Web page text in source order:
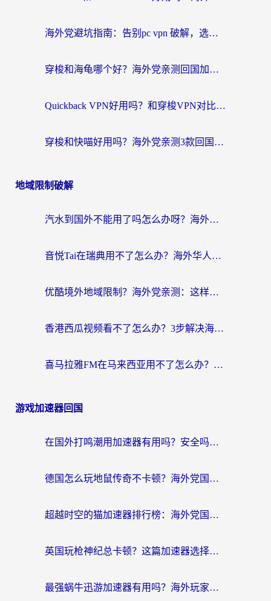
海外党避坑指南：告别pc vpn 破解，选对回国加速器轻松访问国内资源
穿梭和海龟哪个好？海外党亲测回国加速器，附电脑免费VPN推荐
Quickback VPN好用吗？和穿梭VPN对比哪个回国效果更好？海外党必看的真实测评与选择指南
穿梭和快喵好用吗？海外党亲测3款回国加速器，附日本回国VPN避坑指南
地域限制破解
汽水到国外不能用了吗怎么办呀？海外党追剧看片的救星在这里！
音悦Tai在瑞典用不了怎么办？海外华人追剧听歌的实用指南
优酷境外地域限制？海外党亲测：这样看国内剧再也不卡（附3个实用场景解决）
香港西瓜视频看不了怎么办？3步解决海外追剧难题，附靠谱加速器推荐
喜马拉雅FM在马来西亚用不了怎么办？海外华人亲测有效的回国加速指南
游戏加速器回国
在国外打鸣潮用加速器有用吗？安全吗？海外玩家国服游戏加速全指南
德国怎么玩地鼠传奇不卡顿？海外党国服游戏加速全攻略（含战双EVE实用指南）
超越时空的猫加速器排行榜：海外党国服游戏不卡顿的终极选择指南
英国玩枪神纪总卡顿？这篇加速器选择指南帮你告别延迟（附实测推荐）
最强蜗牛迅游加速器有用吗？海外玩家国服游戏加速避坑指南（附德国玩忍者必须死3流星蝴蝶剑解决办法）